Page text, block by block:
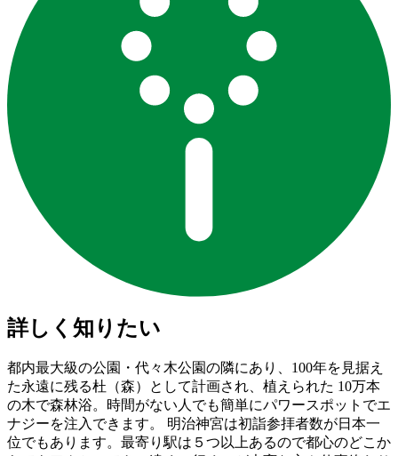
詳しく知りたい
都内最大級の公園・代々木公園の隣にあり、100年を見据え
た永遠に残る杜（森）として計画され、植えられた 10万本
の木で森林浴。時間がない人でも簡単にパワースポットでエ
ナジーを注入できます。 明治神宮は初詣参拝者数が日本一
位でもあります。最寄り駅は５つ以上あるので都心のどこか